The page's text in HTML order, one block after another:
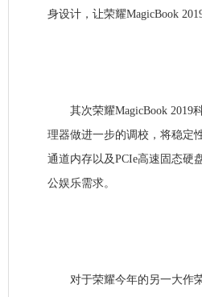
身设计，让荣耀MagicBook
其次荣耀MagicBook 2019
理器做进一步的调校，将稳定
通道内存以及PCIe高速固态硬
公娱乐需求。
对于荣耀今年的另一大作荣